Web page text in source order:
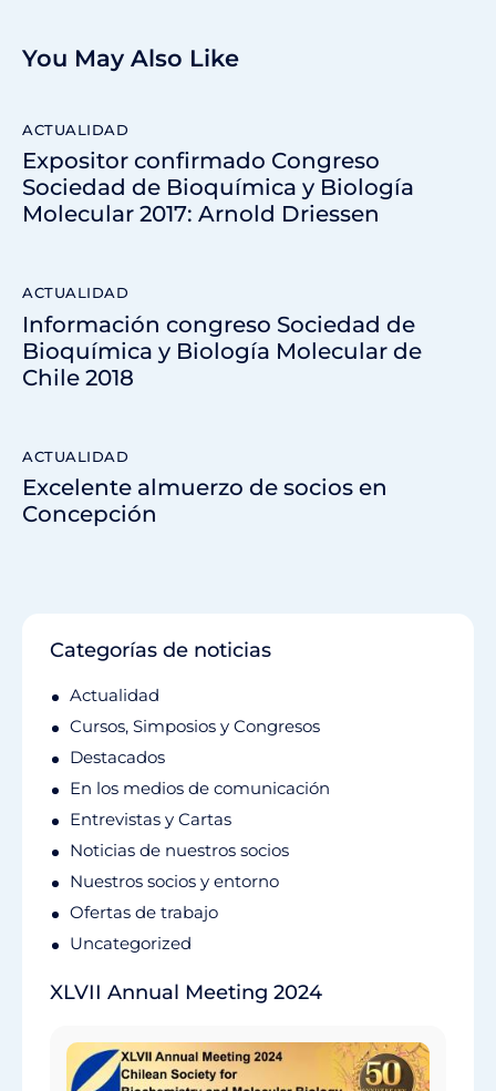
You May Also Like
ACTUALIDAD
Expositor confirmado Congreso
Sociedad de Bioquímica y Biología
Molecular 2017: Arnold Driessen
ACTUALIDAD
Información congreso Sociedad de
Bioquímica y Biología Molecular de
Chile 2018
ACTUALIDAD
Excelente almuerzo de socios en
Concepción
Categorías de noticias
Actualidad
Cursos, Simposios y Congresos
Destacados
En los medios de comunicación
Entrevistas y Cartas
Noticias de nuestros socios
Nuestros socios y entorno
Ofertas de trabajo
Uncategorized
XLVII Annual Meeting 2024